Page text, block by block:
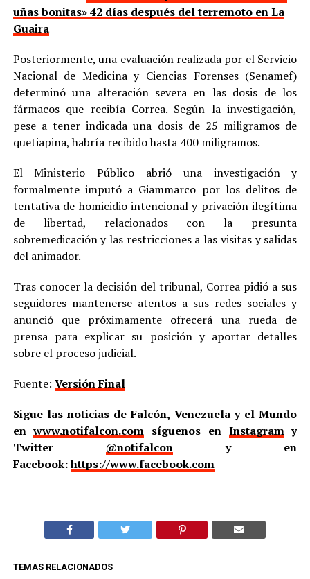
uñas bonitas» 42 días después del terremoto en La
Guaira
Posteriormente, una evaluación realizada por el Servicio
Nacional de Medicina y Ciencias Forenses (Senamef)
determinó una alteración severa en las dosis de los
fármacos que recibía Correa. Según la investigación,
pese a tener indicada una dosis de 25 miligramos de
quetiapina, habría recibido hasta 400 miligramos.
El Ministerio Público abrió una investigación y
formalmente imputó a Giammarco por los delitos de
tentativa de homicidio intencional y privación ilegítima
de libertad, relacionados con la presunta
sobremedicación y las restricciones a las visitas y salidas
del animador.
Tras conocer la decisión del tribunal, Correa pidió a sus
seguidores mantenerse atentos a sus redes sociales y
anunció que próximamente ofrecerá una rueda de
prensa para explicar su posición y aportar detalles
sobre el proceso judicial.
Fuente: Versión Final
Sigue las noticias de Falcón, Venezuela y el Mundo
enwww.notifalcon.com síguenos en Instagramy
Twitter @notifalcony en
Facebook:https://www.facebook.com
TEMAS RELACIONADOS